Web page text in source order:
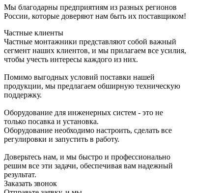
Мы благодарны предприятиям из разных регионов
России, которые доверяют нам быть их поставщиком!
Частные клиенты
Частные монтажники представляют собой важный
сегмент наших клиентов, и мы прилагаем все усилия,
чтобы учесть интересы каждого из них.
Помимо выгодных условий поставки нашей
продукции, мы предлагаем обширную техническую
поддержку.
Оборудование для инженерных систем - это не
только посавка и установка.
Оборудование необходимо настроить, сделать все
регулировки и запустить в работу.
Доверьтесь нам, и мы быстро и профессионально
решим все эти задачи, обеспечивая вам надежный
результат.
Заказать звонок